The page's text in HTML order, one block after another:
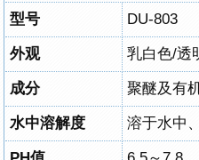
型号 DU-803
外观 乳白色/透
成分 聚醚及有
水中溶解度 溶于水中